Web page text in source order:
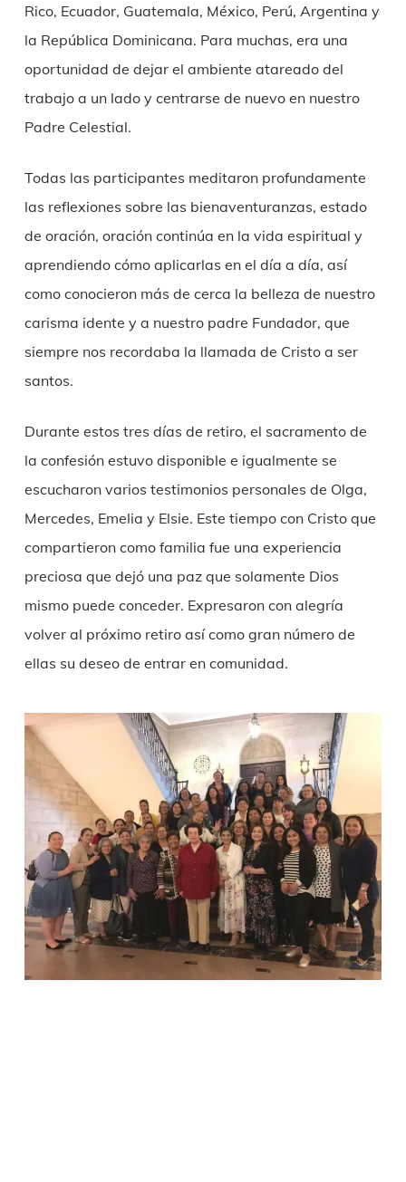
Rico, Ecuador, Guatemala, México, Perú, Argentina y
la República Dominicana. Para muchas, era una
oportunidad de dejar el ambiente atareado del
trabajo a un lado y centrarse de nuevo en nuestro
Padre Celestial.
Todas las participantes meditaron profundamente
las reflexiones sobre las bienaventuranzas, estado
de oración, oración continúa en la vida espiritual y
aprendiendo cómo aplicarlas en el día a día, así
como conocieron más de cerca la belleza de nuestro
carisma idente y a nuestro padre Fundador, que
siempre nos recordaba la llamada de Cristo a ser
santos.
Durante estos tres días de retiro, el sacramento de
la confesión estuvo disponible e igualmente se
escucharon varios testimonios personales de Olga,
Mercedes, Emelia y Elsie. Este tiempo con Cristo que
compartieron como familia fue una experiencia
preciosa que dejó una paz que solamente Dios
mismo puede conceder. Expresaron con alegría
volver al próximo retiro así como gran número de
ellas su deseo de entrar en comunidad.